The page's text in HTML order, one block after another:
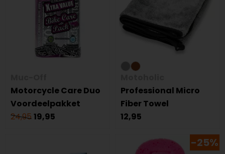
Motorcycle Care Duo
Voordeelpakket
24,9519,95
Professional Micro
Fiber Towel
12,95
-25%